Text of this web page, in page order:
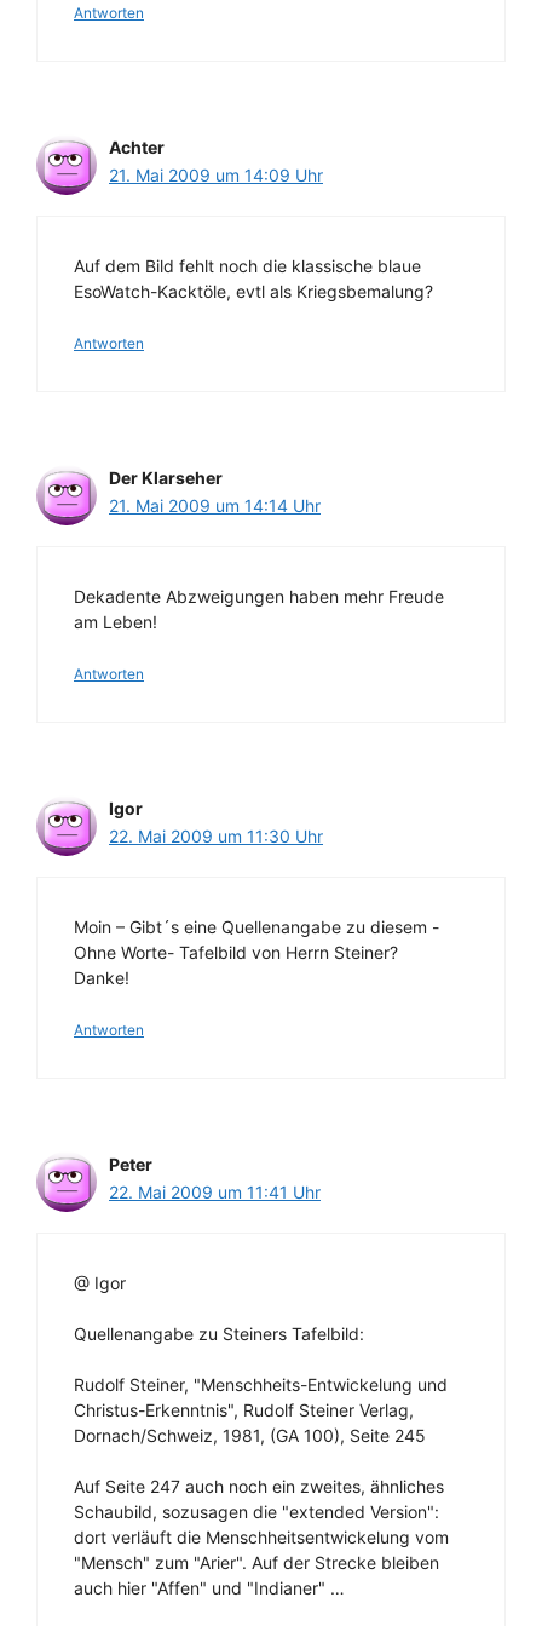
Antworten
Achter
21. Mai 2009 um 14:09 Uhr
Auf dem Bild fehlt noch die klassische blaue
EsoWatch-Kacktöle, evtl als Kriegsbemalung?
Antworten
Der Klarseher
21. Mai 2009 um 14:14 Uhr
Dekadente Abzweigungen haben mehr Freude
am Leben!
Antworten
Igor
22. Mai 2009 um 11:30 Uhr
Moin – Gibt´s eine Quellenangabe zu diesem -
Ohne Worte- Tafelbild von Herrn Steiner?
Danke!
Antworten
Peter
22. Mai 2009 um 11:41 Uhr
@ Igor
Quellenangabe zu Steiners Tafelbild:
Rudolf Steiner, "Menschheits-Entwickelung und
Christus-Erkenntnis", Rudolf Steiner Verlag,
Dornach/Schweiz, 1981, (GA 100), Seite 245
Auf Seite 247 auch noch ein zweites, ähnliches
Schaubild, sozusagen die "extended Version":
dort verläuft die Menschheitsentwickelung vom
"Mensch" zum "Arier". Auf der Strecke bleiben
auch hier "Affen" und "Indianer" …